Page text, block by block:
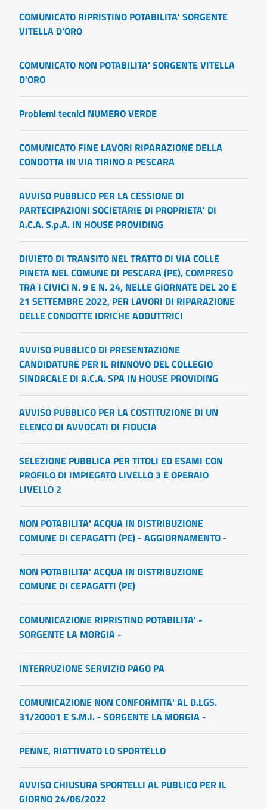
COMUNICATO RIPRISTINO POTABILITA' SORGENTE
VITELLA D'ORO
COMUNICATO NON POTABILITA' SORGENTE VITELLA
D'ORO
Problemi tecnici NUMERO VERDE
COMUNICATO FINE LAVORI RIPARAZIONE DELLA
CONDOTTA IN VIA TIRINO A PESCARA
AVVISO PUBBLICO PER LA CESSIONE DI
PARTECIPAZIONI SOCIETARIE DI PROPRIETA' DI
A.C.A. S.p.A. IN HOUSE PROVIDING
DIVIETO DI TRANSITO NEL TRATTO DI VIA COLLE
PINETA NEL COMUNE DI PESCARA (PE), COMPRESO
TRA I CIVICI N. 9 E N. 24, NELLE GIORNATE DEL 20 E
21 SETTEMBRE 2022, PER LAVORI DI RIPARAZIONE
DELLE CONDOTTE IDRICHE ADDUTTRICI
AVVISO PUBBLICO DI PRESENTAZIONE
CANDIDATURE PER IL RINNOVO DEL COLLEGIO
SINDACALE DI A.C.A. SPA IN HOUSE PROVIDING
AVVISO PUBBLICO PER LA COSTITUZIONE DI UN
ELENCO DI AVVOCATI DI FIDUCIA
SELEZIONE PUBBLICA PER TITOLI ED ESAMI CON
PROFILO DI IMPIEGATO LIVELLO 3 E OPERAIO
LIVELLO 2
NON POTABILITA' ACQUA IN DISTRIBUZIONE
COMUNE DI CEPAGATTI (PE) - AGGIORNAMENTO -
NON POTABILITA' ACQUA IN DISTRIBUZIONE
COMUNE DI CEPAGATTI (PE)
COMUNICAZIONE RIPRISTINO POTABILITA' -
SORGENTE LA MORGIA -
INTERRUZIONE SERVIZIO PAGO PA
COMUNICAZIONE NON CONFORMITA' AL D.LGS.
31/20001 E S.M.I. - SORGENTE LA MORGIA -
PENNE, RIATTIVATO LO SPORTELLO
AVVISO CHIUSURA SPORTELLI AL PUBLICO PER IL
GIORNO 24/06/2022